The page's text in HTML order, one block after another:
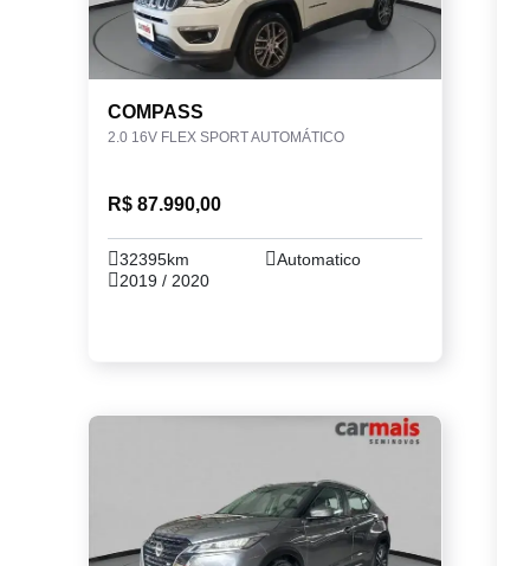
COMPASS
2.0 16V FLEX SPORT AUTOMÁTICO
R$ 87.990,00
32395km
Automatico
2019 / 2020